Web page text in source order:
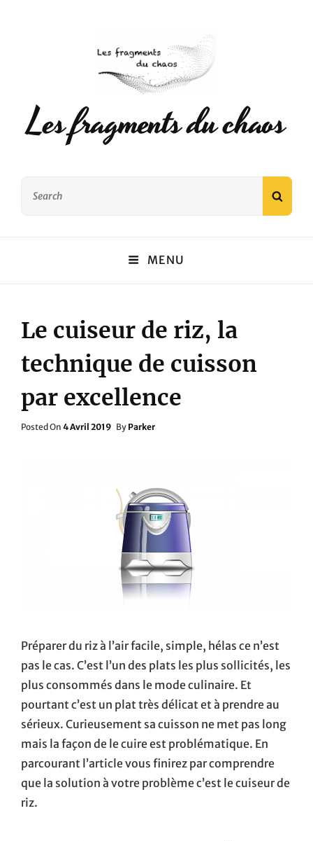
Les fragments du chaos
MENU
Le cuiseur de riz, la
technique de cuisson
par excellence
Posted On Posted
4 Avril 2019 By Parker
Préparer du riz à l’air facile, simple, hélas ce n’est
pas le cas. C’est l’un des plats les plus sollicités, les
plus consommés dans le mode culinaire. Et
pourtant c’est un plat très délicat et à prendre au
sérieux. Curieusement sa cuisson ne met pas long
mais la façon de le cuire est problématique. En
parcourant l’article vous finirez par comprendre
que la solution à votre problème c’est le cuiseur de
riz.